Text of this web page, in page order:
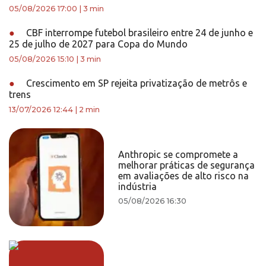
05/08/2026 17:00 3 min
●
CBF interrompe futebol brasileiro entre 24 de junho e
25 de julho de 2027 para Copa do Mundo
05/08/2026 15:10 3 min
●
Crescimento em SP rejeita privatização de metrôs e
trens
13/07/2026 12:44 2 min
Anthropic se compromete a
melhorar práticas de segurança
em avaliações de alto risco na
indústria
05/08/2026 16:30